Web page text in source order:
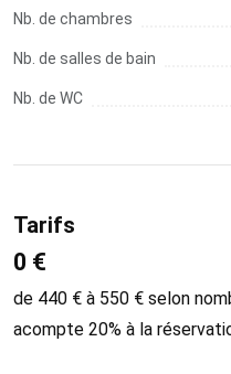
Nb. de chambres
Nb. de salles de bain
Nb. de WC
Tarifs
0 €
de 440 € à 550 € selon
acompte 20% à la